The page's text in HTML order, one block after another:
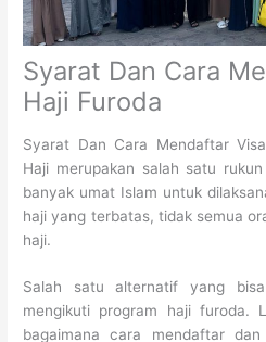
Syarat Dan Cara
Haji Furoda
Syarat Dan Cara Mendaftar
Haji merupakan salah satu
banyak umat Islam untuk
haji yang terbatas, tidak semua
haji.
Salah satu alternatif yang
mengikuti program haji furoda.
bagaimana cara mendaftar